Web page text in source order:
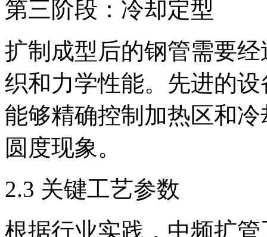
第三阶段：冷却定型
扩制成型后的钢管需要
织和力学性能。先进的
能够精确控制加热区和
圆度现象。
2.3 关键工艺参数
根据行业实践，中频扩